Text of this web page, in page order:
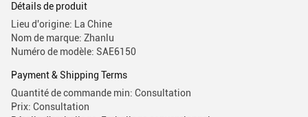
Détails de produit
Lieu d'origine: La Chine
Nom de marque: Zhanlu
Numéro de modèle: SAE6150
Payment & Shipping Terms
Quantité de commande min: Consultation
Prix: Consultation